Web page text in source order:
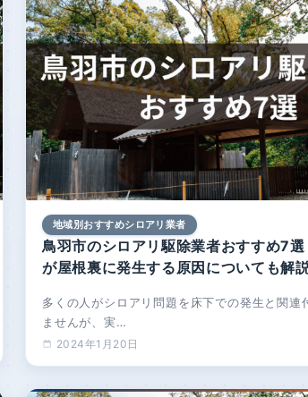
地域別おすすめシロアリ業者
鳥羽市のシロアリ駆除業者おすすめ7選
が屋根裏に発生する原因についても解
多くの人がシロアリ問題を床下での発生と関連
ませんが、実…
2024年1月20日